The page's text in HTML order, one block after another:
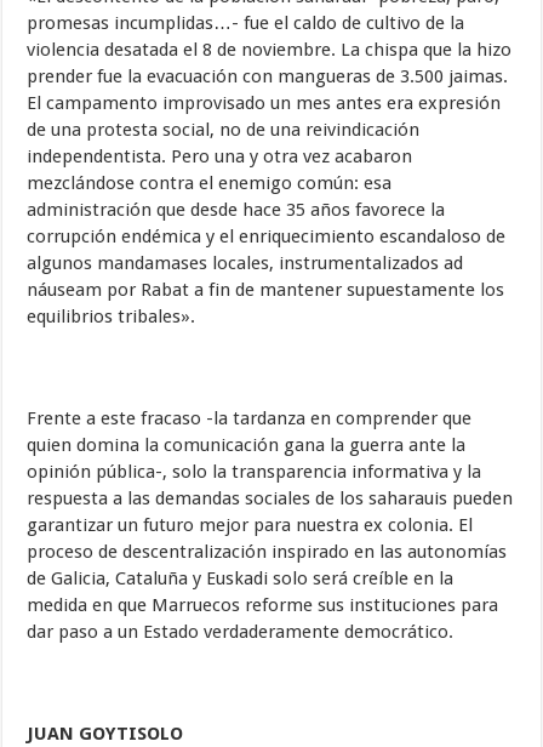
promesas incumplidas…- fue el caldo de cultivo de la
violencia desatada el 8 de noviembre. La chispa que la hizo
prender fue la evacuación con mangueras de 3.500 jaimas.
El campamento improvisado un mes antes era expresión
de una protesta social, no de una reivindicación
independentista. Pero una y otra vez acabaron
mezclándose contra el enemigo común: esa
administración que desde hace 35 años favorece la
corrupción endémica y el enriquecimiento escandaloso de
algunos mandamases locales, instrumentalizados ad
náuseam por Rabat a fin de mantener supuestamente los
equilibrios tribales».
Frente a este fracaso -la tardanza en comprender que
quien domina la comunicación gana la guerra ante la
opinión pública-, solo la transparencia informativa y la
respuesta a las demandas sociales de los saharauis pueden
garantizar un futuro mejor para nuestra ex colonia. El
proceso de descentralización inspirado en las autonomías
de Galicia, Cataluña y Euskadi solo será creíble en la
medida en que Marruecos reforme sus instituciones para
dar paso a un Estado verdaderamente democrático.
JUAN GOYTISOLO